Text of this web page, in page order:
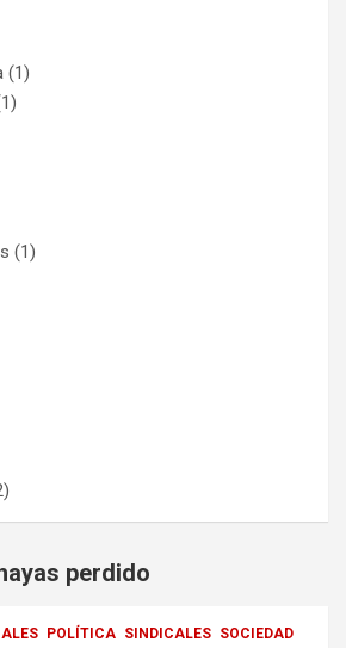
(1)
(1)
perdido
POLÍTICA SINDICALES SOCIEDAD